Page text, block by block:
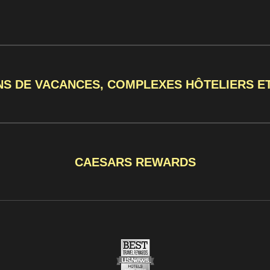
DE VACANCES, COMPLEXES HÔTELIERS
CAESARS REWARDS